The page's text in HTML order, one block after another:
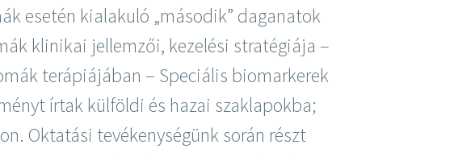
esetén kialakuló „második” daganatok
klinikai jellemzői, kezelési stratégiája –
terápiájában – Speciális biomarkerek
írtak külföldi és hazai szaklapokba;
Oktatási tevékenységünk során részt